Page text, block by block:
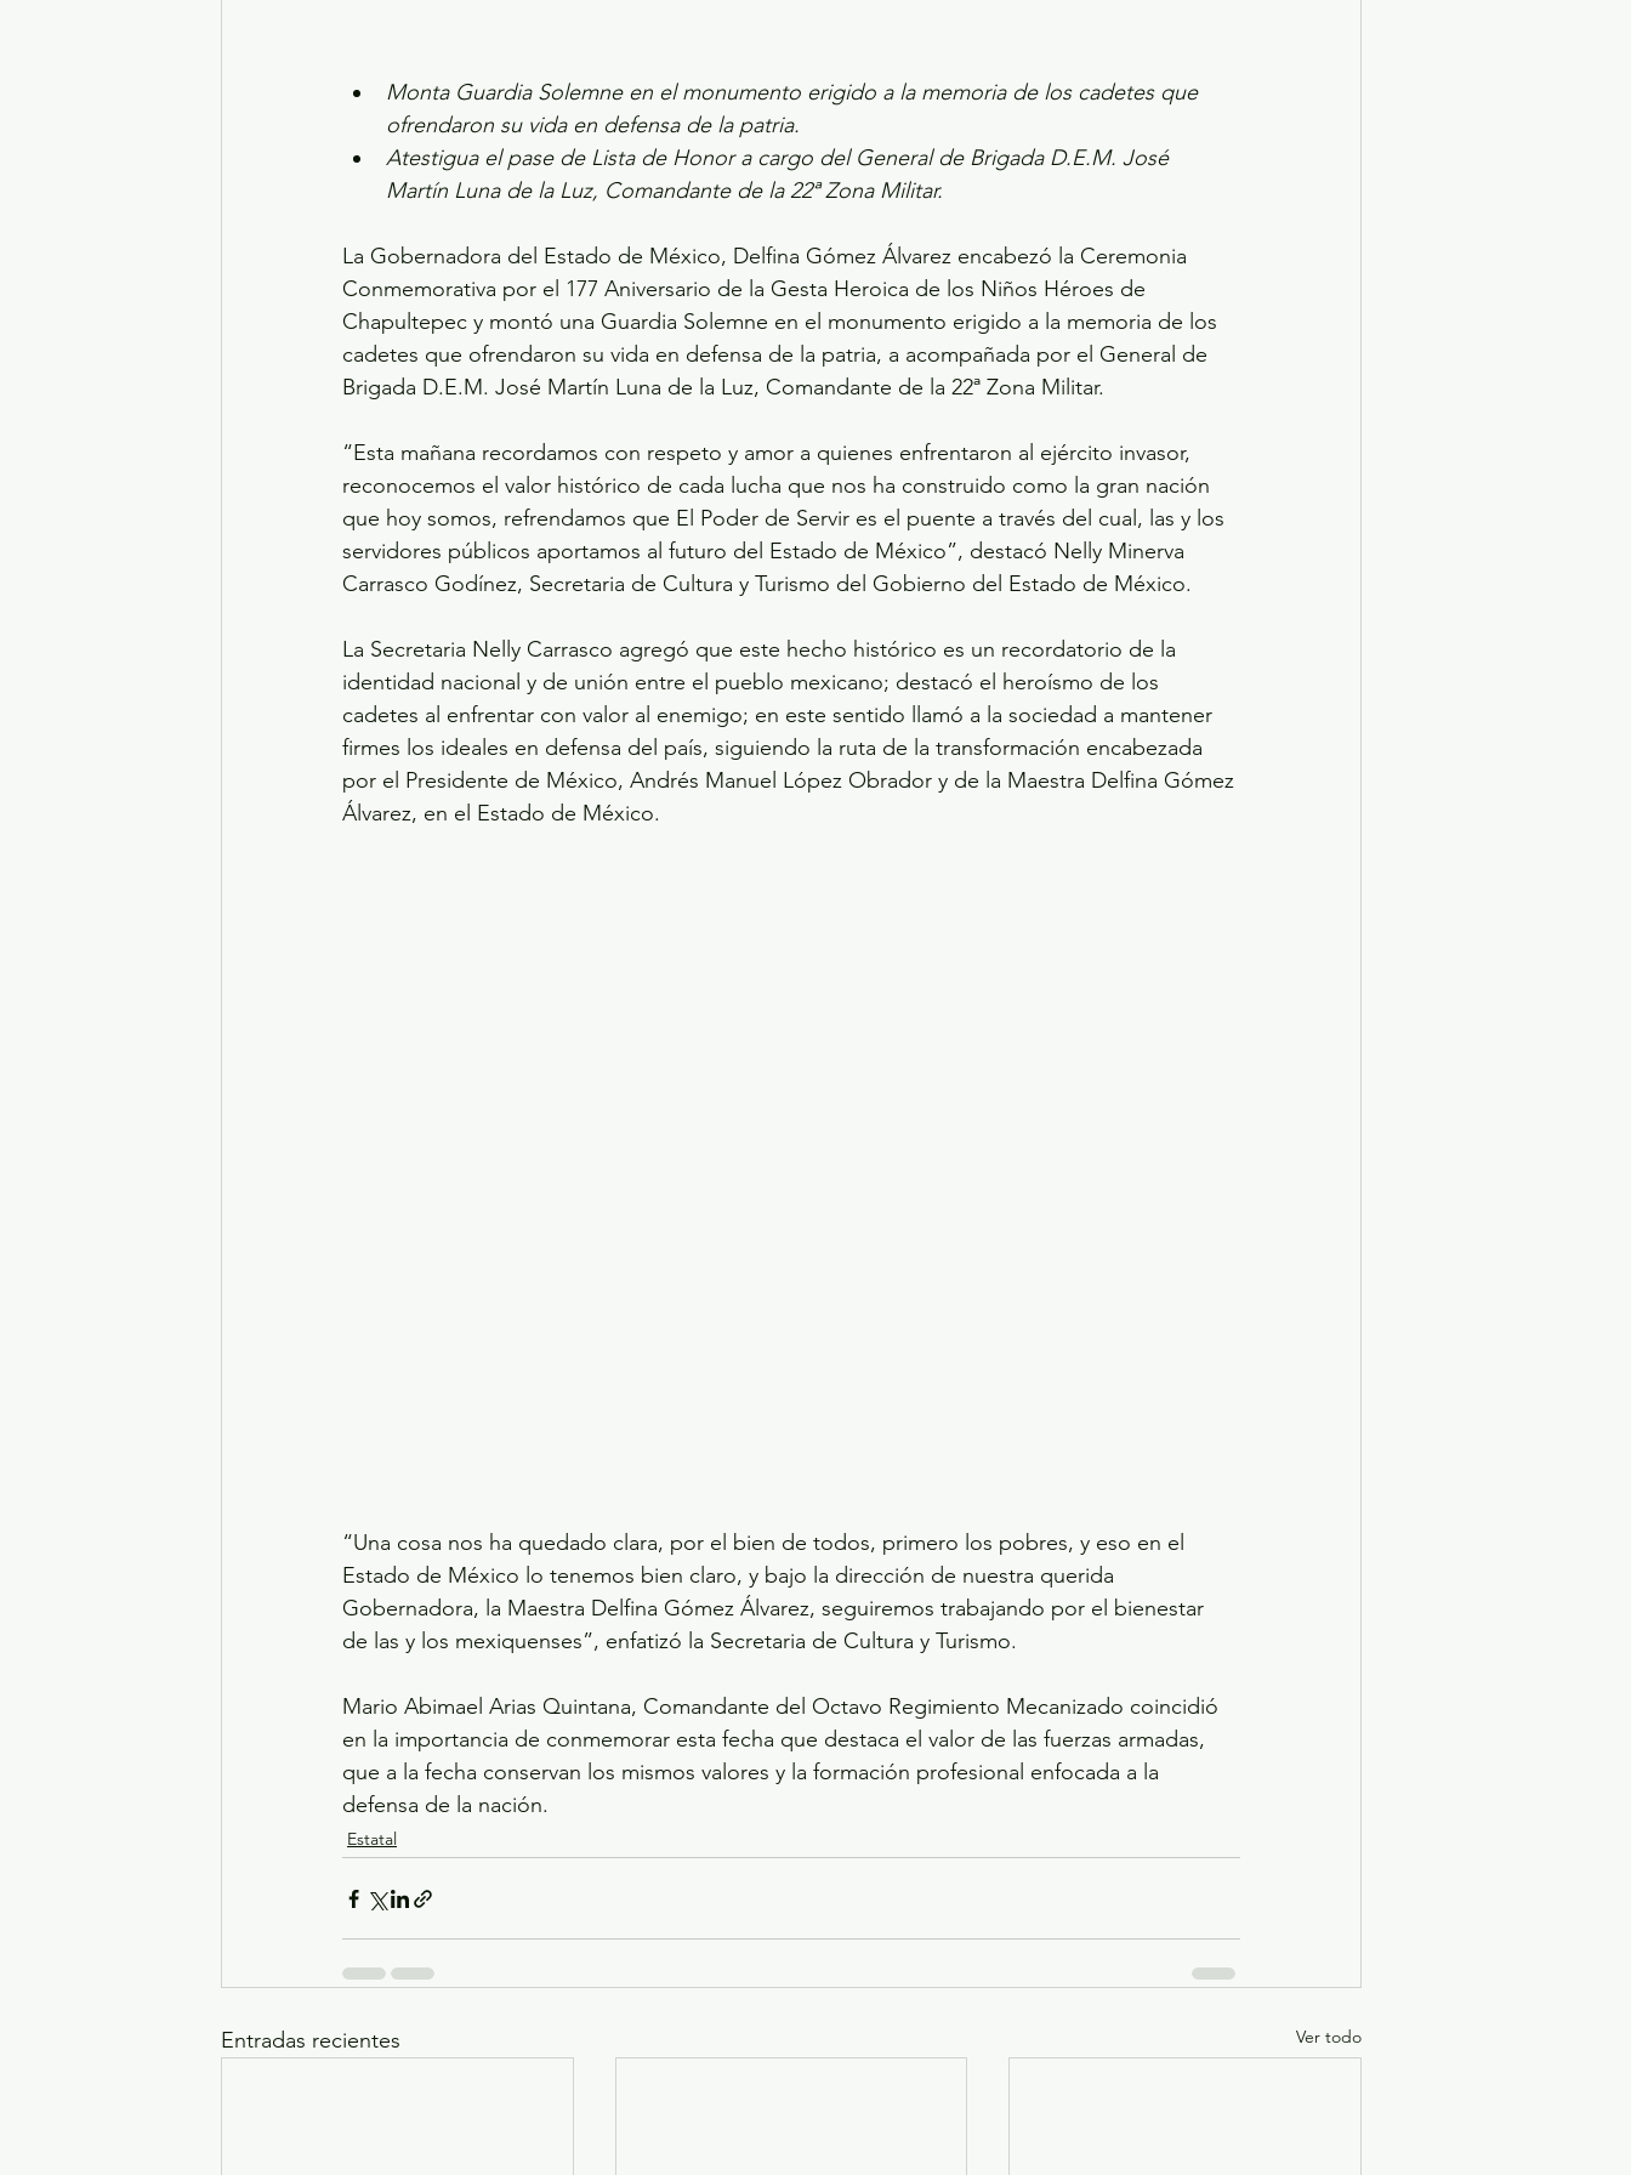
Monta Guardia Solemne en el monumento erigido a la memoria de los cadetes que
ofrendaron su vida en defensa de la patria.
Atestigua el pase de Lista de Honor a cargo del General de Brigada D.E.M. José
Martín Luna de la Luz, Comandante de la 22ª Zona Militar.
La Gobernadora del Estado de México, Delfina Gómez Álvarez encabezó la Ceremonia
Conmemorativa por el 177 Aniversario de la Gesta Heroica de los Niños Héroes de
Chapultepec y montó una Guardia Solemne en el monumento erigido a la memoria de los
cadetes que ofrendaron su vida en defensa de la patria, a acompañada por el General de
Brigada D.E.M. José Martín Luna de la Luz, Comandante de la 22ª Zona Militar.
“Esta mañana recordamos con respeto y amor a quienes enfrentaron al ejército invasor,
reconocemos el valor histórico de cada lucha que nos ha construido como la gran nación
que hoy somos, refrendamos que El Poder de Servir es el puente a través del cual, las y los
servidores públicos aportamos al futuro del Estado de México”, destacó Nelly Minerva
Carrasco Godínez, Secretaria de Cultura y Turismo del Gobierno del Estado de México.
La Secretaria Nelly Carrasco agregó que este hecho histórico es un recordatorio de la
identidad nacional y de unión entre el pueblo mexicano; destacó el heroísmo de los
cadetes al enfrentar con valor al enemigo; en este sentido llamó a la sociedad a mantener
firmes los ideales en defensa del país, siguiendo la ruta de la transformación encabezada
por el Presidente de México, Andrés Manuel López Obrador y de la Maestra Delfina Gómez
Álvarez, en el Estado de México.
“Una cosa nos ha quedado clara, por el bien de todos, primero los pobres, y eso en el
Estado de México lo tenemos bien claro, y bajo la dirección de nuestra querida
Gobernadora, la Maestra Delfina Gómez Álvarez, seguiremos trabajando por el bienestar
de las y los mexiquenses”, enfatizó la Secretaria de Cultura y Turismo.
Mario Abimael Arias Quintana, Comandante del Octavo Regimiento Mecanizado coincidió
en la importancia de conmemorar esta fecha que destaca el valor de las fuerzas armadas,
que a la fecha conservan los mismos valores y la formación profesional enfocada a la
defensa de la nación.
Estatal
Entradas recientes Ver todo